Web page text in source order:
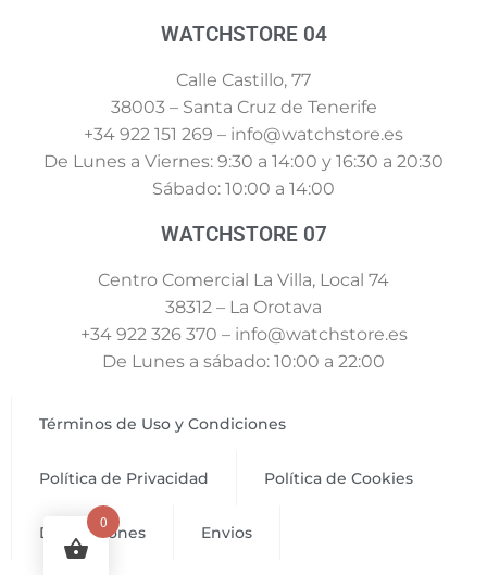
WATCHSTORE 04
Calle Castillo, 77
38003 – Santa Cruz de Tenerife
+34 922 151 269 – info@watchstore.es
De Lunes a Viernes: 9:30 a 14:00 y 16:30 a 20:30
Sábado: 10:00 a 14:00
WATCHSTORE 07
Centro Comercial La Villa, Local 74
38312 – La Orotava
+34 922 326 370 – info@watchstore.es
De Lunes a sábado: 10:00 a 22:00
Términos de Uso y Condiciones
Política de Privacidad Política de Cookies
Devoluciones Envios
0